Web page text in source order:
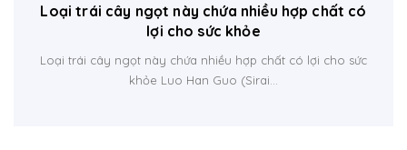
Loại trái cây ngọt này chứa nhiều hợp chất có
lợi cho sức khỏe
Loại trái cây ngọt này chứa nhiều hợp chất có lợi cho sức
khỏe Luo Han Guo (Sirai...